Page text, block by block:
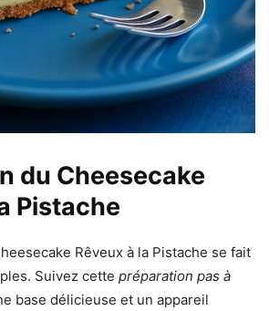
du Cheesecake
Pistache
Rêveux à la Pistache se fait
Suivez cette préparation pas à
base délicieuse et un appareil